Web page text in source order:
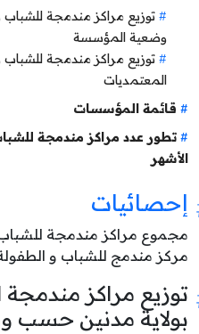
توزيع مراكز مندمجة
وضعية المؤسسة
توزيع مراكز مندمجة
المعتمديات
قائمة المؤسسات
تطور عدد مراكز مندمجة
الأشهر
إحصائيات
مجموع مراكز مندمجة للشباب
مركز مندمج للشباب و الطفولة
توزيع مراكز
بولاية مدنين